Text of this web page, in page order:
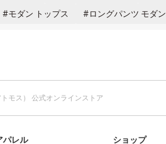
モダン トップス ロングパンツ モダン
モス） 公式オンラインストア
パレル ショップ